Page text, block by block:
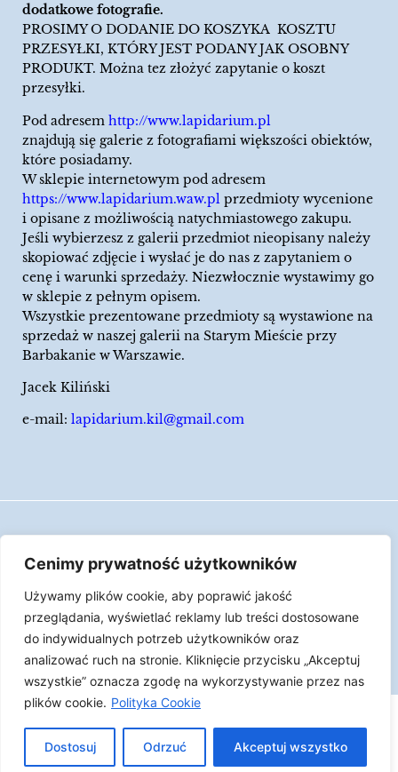
Cenimy prywatność użytkowników
Używamy plików cookie, aby poprawić jakość
przeglądania, wyświetlać reklamy lub treści dostosowane
do indywidualnych potrzeb użytkowników oraz
analizować ruch na stronie. Kliknięcie przycisku „Akceptuj
wszystkie” oznacza zgodę na wykorzystywanie przez nas
plików cookie. Polityka Cookie
Dostosuj Odrzuć Akceptuj wszystko
dodatkowe fotografie.
PROSIMY O DODANIE DO KOSZYKA KOSZTU
PRZESYŁKI, KTÓRY JEST PODANY JAK OSOBNY
PRODUKT. Można tez złożyć zapytanie o koszt
przesyłki.
Pod adresem http://www.lapidarium.pl
znajdują się galerie z fotografiami większości obiektów,
które posiadamy.
W sklepie internetowym pod adresem
https://www.lapidarium.waw.pl przedmioty wycenione
i opisane z możliwością natychmiastowego zakupu.
Jeśli wybierzesz z galerii przedmiot nieopisany należy
skopiować zdjęcie i wysłać je do nas z zapytaniem o
cenę i warunki sprzedaży. Niezwłocznie wystawimy go
w sklepie z pełnym opisem.
Wszystkie prezentowane przedmioty są wystawione na
sprzedaż w naszej galerii na Starym Mieście przy
Barbakanie w Warszawie.
Jacek Kiliński
e-mail: lapidarium.kil@gmail.com
Polityka Cookies
LAPIDARIUM Jacka Kilińskiego | Człowiek jest
epizodem w życiu przedmiotów.
Made with ♥︎ by Skydoo